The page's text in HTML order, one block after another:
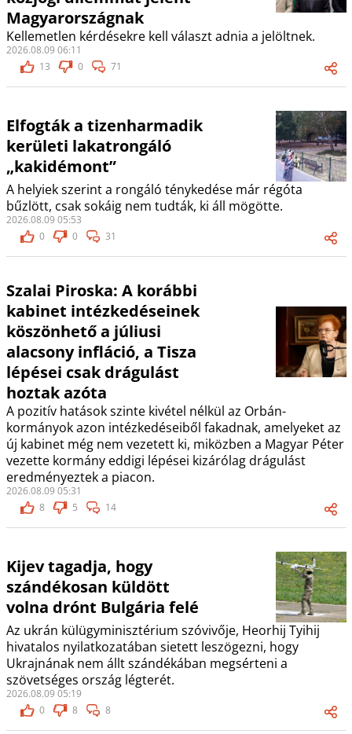
Magyarországnak
Kellemetlen kérdésekre kell választ adnia a jelöltnek.
2026.08.09 06:11
13
0 71
Elfogták a tizenharmadik
kerületi lakatrongáló
„kakidémont”
A helyiek szerint a rongáló ténykedése már régóta
bűzlött, csak sokáig nem tudták, ki áll mögötte.
2026.08.09 05:53
0
0 31
Szalai Piroska: A korábbi
kabinet intézkedéseinek
köszönhető a júliusi
alacsony infláció, a Tisza
lépései csak drágulást
hoztak azóta
A pozitív hatások szinte kivétel nélkül az Orbán-
kormányok azon intézkedéseiből fakadnak, amelyeket az
új kabinet még nem vezetett ki, miközben a Magyar Péter
vezette kormány eddigi lépései kizárólag drágulást
eredményeztek a piacon.
2026.08.09 05:31
8
5 14
Kijev tagadja, hogy
szándékosan küldött
volna drónt Bulgária felé
Az ukrán külügyminisztérium szóvivője, Heorhij Tyihij
hivatalos nyilatkozatában sietett leszögezni, hogy
Ukrajnának nem állt szándékában megsérteni a
szövetséges ország légterét.
2026.08.09 05:19
0
8 8